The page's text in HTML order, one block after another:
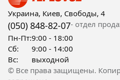
Украина, Киев, Свободы, 4
(050) 848-82-07- отдел
Пн-Пт:9:00 - 18:00
Сб:
9:00 - 14:00
Вс:
выходной
© Все права защищены.